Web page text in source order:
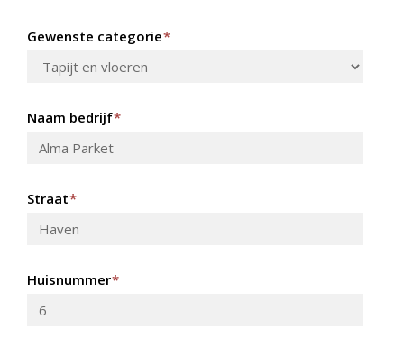
Gewenste categorie*
Naam bedrijf*
Straat*
Huisnummer*